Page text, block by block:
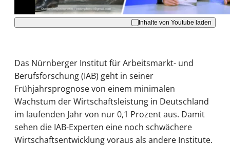
Inhalte von Youtube laden
Das Nürnberger Institut für Arbeitsmarkt- und
Berufsforschung (IAB) geht in seiner
Frühjahrsprognose von einem minimalen
Wachstum der Wirtschaftsleistung in Deutschland
im laufenden Jahr von nur 0,1 Prozent aus. Damit
sehen die IAB-Experten eine noch schwächere
Wirtschaftsentwicklung voraus als andere Institute.